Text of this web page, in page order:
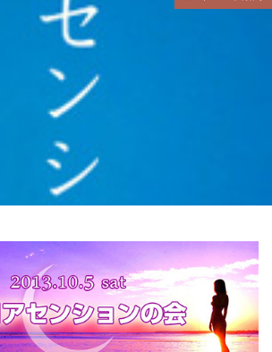
引き寄せの法則
非二元